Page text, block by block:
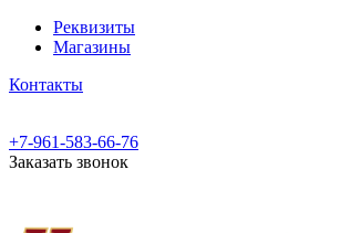
Реквизиты
Магазины
Контакты
+7-961-583-66-76
Заказать звонок